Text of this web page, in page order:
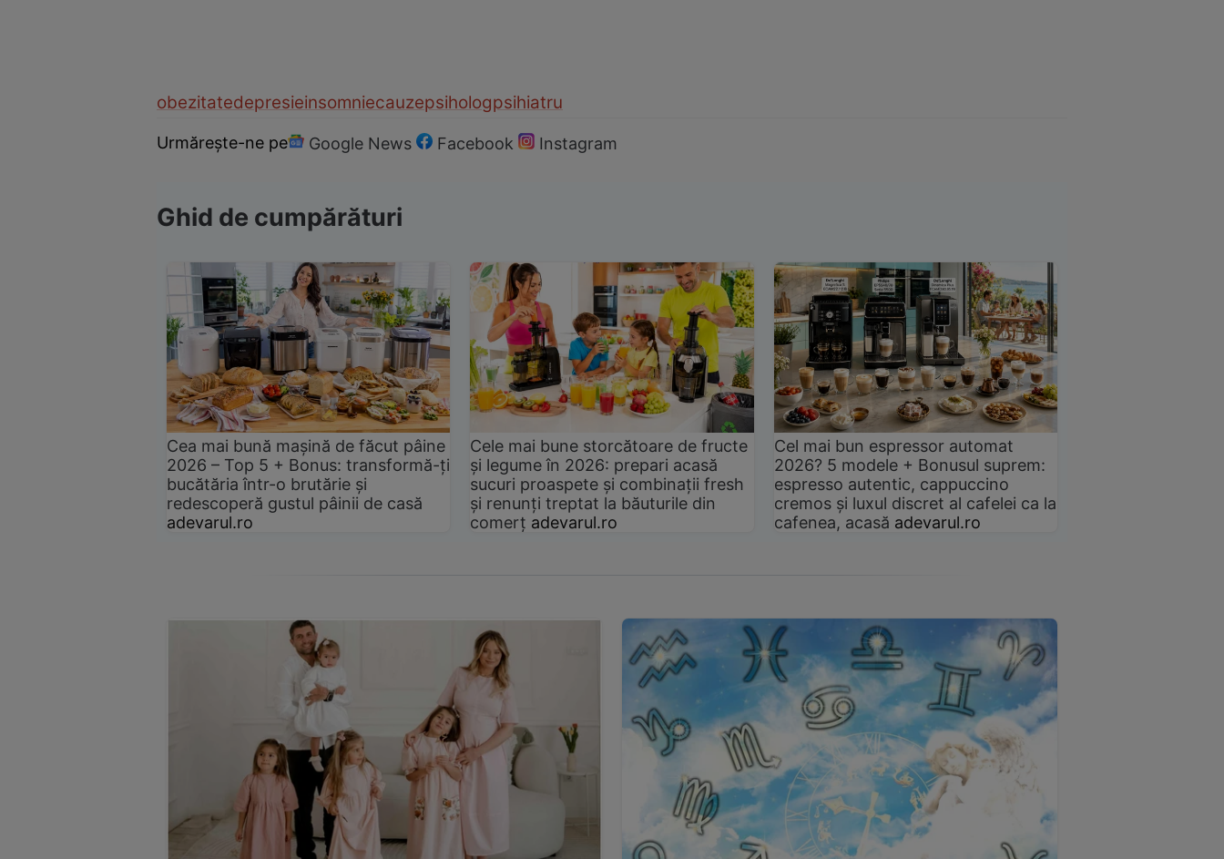
obezitatedepresieinsomniecauzepsihologpsihiatru
Urmărește-ne pe Google News Facebook Instagram
Ghid de cumpărături
Cea mai bună mașină de făcut pâine
2026 – Top 5 + Bonus: transformă-ți
bucătăria într-o brutărie și
redescoperă gustul pâinii de casă
adevarul.ro
Cele mai bune storcătoare de fructe
și legume în 2026: prepari acasă
sucuri proaspete și combinații fresh
și renunți treptat la băuturile din
comerț adevarul.ro
Cel mai bun espressor automat
2026? 5 modele + Bonusul suprem:
espresso autentic, cappuccino
cremos și luxul discret al cafelei ca la
cafenea, acasă adevarul.ro